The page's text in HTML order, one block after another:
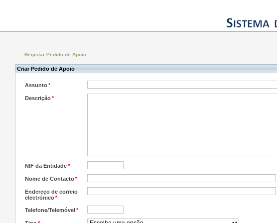
Registar Pedido de Apoio
Criar Pedido de Apoio
Assunto*
Descrição*
NIF da Entidade*
Nome de Contacto*
Endereço de correio
electrónico*
Telefone/Telemóvel*